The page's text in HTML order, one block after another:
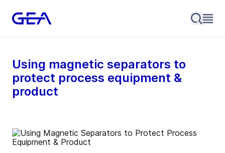
Using magnetic separators to
protect process equipment &
product